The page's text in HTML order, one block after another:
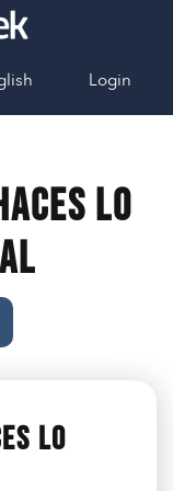
Login
Lo
Lo